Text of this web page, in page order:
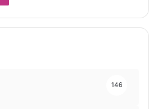
146